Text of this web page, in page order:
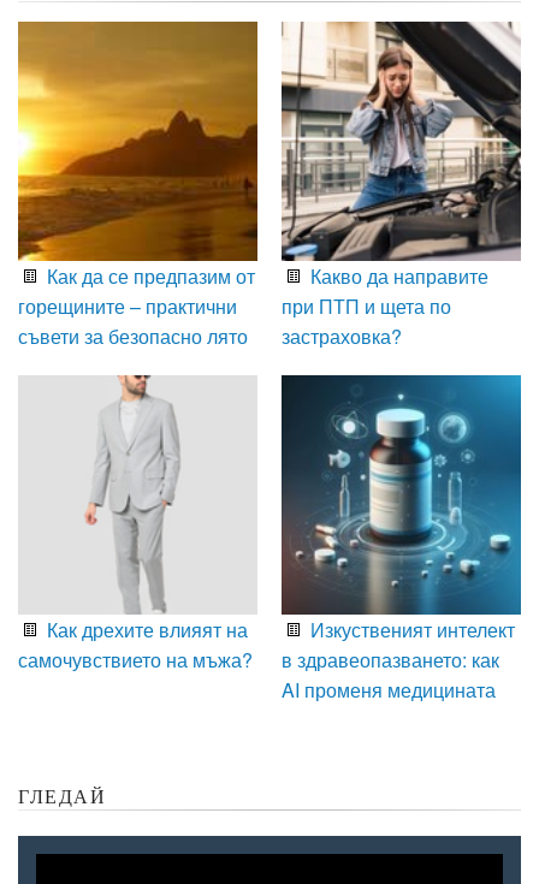
Как да се предпазим от
горещините – практични
съвети за безопасно лято
Какво да направите
при ПТП и щета по
застраховка?
Как дрехите влияят на
самочувствието на мъжа?
Изкуственият интелект
в здравеопазването: как
AI променя медицината
ГЛЕДАЙ